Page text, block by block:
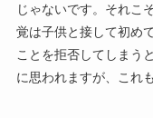
じゃないです。それこ
覚は子供と接して初め
ことを拒否してしまう
に思われますが、これ